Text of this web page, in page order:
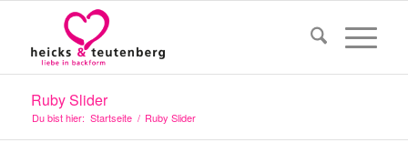
Ruby Slider
Du bist hier: Startseite / Ruby Slider